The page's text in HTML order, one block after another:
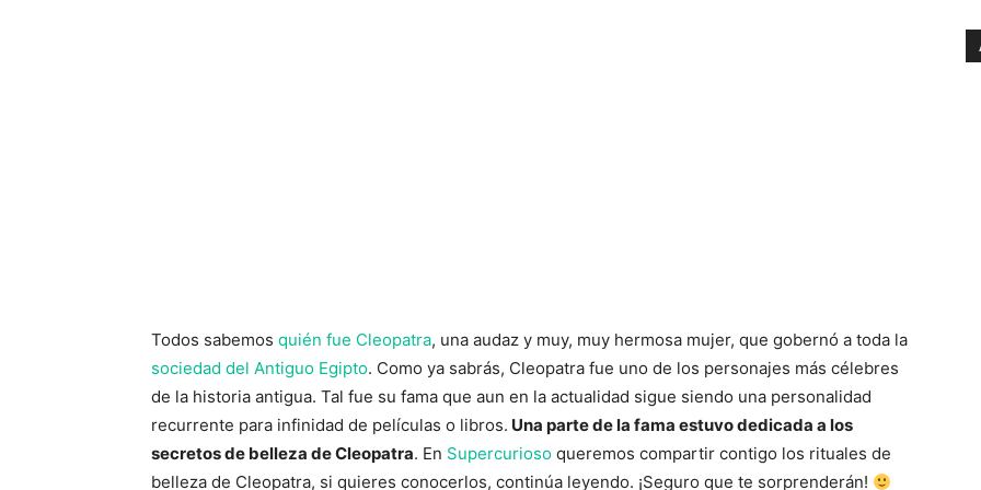
Todos sabemos quién fue Cleopatra, una audaz y muy, muy hermosa mujer, que gobernó a toda la
sociedad del Antiguo Egipto. Como ya sabrás, Cleopatra fue uno de los personajes más célebres
de la historia antigua. Tal fue su fama que aun en la actualidad sigue siendo una personalidad
recurrente para infinidad de películas o libros. Una parte de la fama estuvo dedicada a los
secretos de belleza de Cleopatra. En Supercurioso queremos compartir contigo los rituales de
belleza de Cleopatra, si quieres conocerlos, continúa leyendo. ¡Seguro que te sorprenderán!